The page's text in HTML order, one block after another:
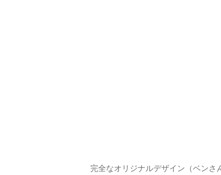
完全なオリジナルデザイン（ベンさ